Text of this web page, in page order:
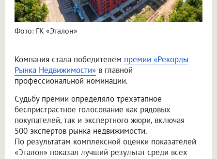
Фото: ГК «Эталон»
Компания стала победителем премии «Рекорды
Рынка Недвижимости» в главной
профессиональной номинации.
Судьбу премии определяло трёхэтапное
беспристрастное голосование как рядовых
покупателей, так и экспертного жюри, включая
500 экспертов рынка недвижимости.
По результатам комплексной оценки показателей
«Эталон» показал лучший результат среди всех